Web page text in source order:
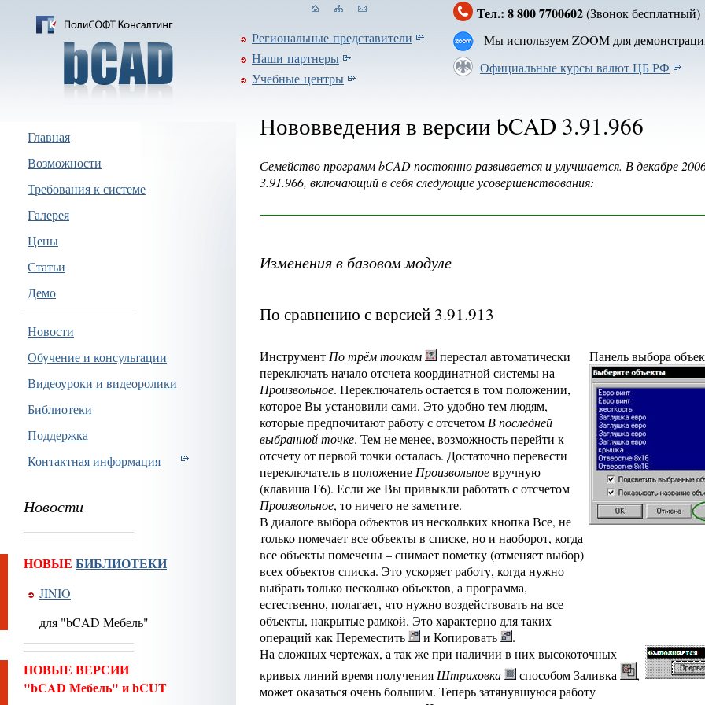
Главная
Возможности
Требования к системе
Галерея
Цены
Статьи
Демо
Новости
Обучение и консультации
Видеоуроки и видеоролики
Библиотеки
Поддержка
Контактная информация
Новости
НОВЫЕ БИБЛИОТЕКИ
JINIO
для "bCAD Мебель"
НОВЫЕ ВЕРСИИ
"bCAD Мебель" и bCUT
Региональные представители
Наши партнеры
Учебные центры
Тел.: 8 800 7700602(Звонок
Мы используем ZOOM для
Официальные курсы валют ЦБ РФ
Нововведения в версии bCAD 3.91.966
Семейство программ bCAD постоянно развивается и улучшается. В декабре
3.91.966, включающий в себя следующие усовершенствования:
Изменения в базовом модуле
По сравнению с версией 3.91.913
Инструмент По трём точкам
перестал автоматически
переключать начало отсчета координатной системы на
Произвольное. Переключатель остается в том положении,
которое Вы установили сами. Это удобно тем людям,
которые предпочитают работу с отсчетом В последней
выбранной точке. Тем не менее, возможность перейти к
отсчету от первой точки осталась. Достаточно перевести
переключатель в положение Произвольноевручную
(клавиша F6). Если же Вы привыкли работать с отсчетом
Произвольное, то ничего не заметите.
В диалоге выбора объектов из нескольких кнопка Все, не
только помечает все объекты в списке, но и наоборот, когда
все объекты помечены – снимает пометку (отменяет выбор)
всех объектов списка. Это ускоряет работу, когда нужно
выбрать только несколько объектов, а программа,
естественно, полагает, что нужно воздействовать на все
объекты, накрытые рамкой. Это характерно для таких
операций как Переместить
и Копировать .
Панель выбора
На сложных чертежах, а так же при наличии в них высокоточных
кривых линий время получения Штриховка способом Заливка
,
может оказаться очень большим. Теперь затянувшуюся работу